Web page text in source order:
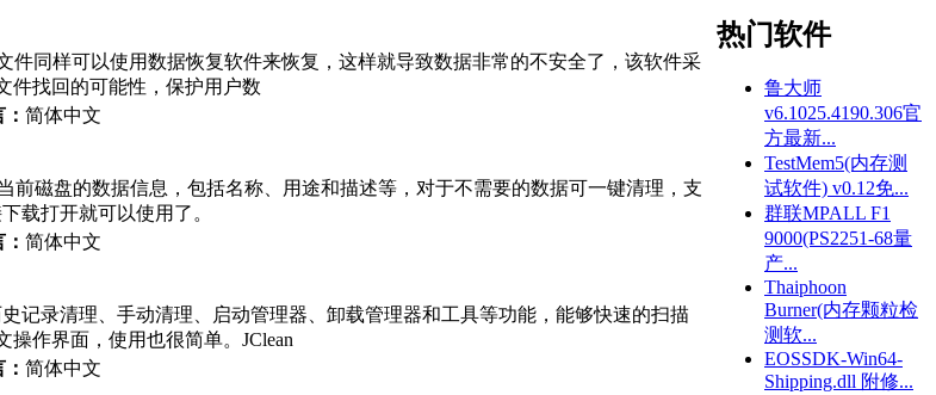
件同样可以使用数据恢复软件来恢复，这样就导致数据非常的不安全了，该软件采
件找回的可能性，保护用户数
简体中文
前磁盘的数据信息，包括名称、用途和描述等，对于不需要的数据可一键清理，支
载打开就可以使用了。
简体中文
记录清理、手动清理、启动管理器、卸载管理器和工具等功能，能够快速的扫描
作界面，使用也很简单。JClean
简体中文
热门软件
鲁大师
v6.1025.4190.306官
方最新...
TestMem5(内存测
试软件) v0.12免...
群联MPALL F1
9000(PS2251-68量
产...
Thaiphoon
Burner(内存颗粒检
测软...
EOSSDK-Win64-
Shipping.dll 附修...